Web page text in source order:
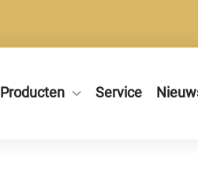
Producten Service